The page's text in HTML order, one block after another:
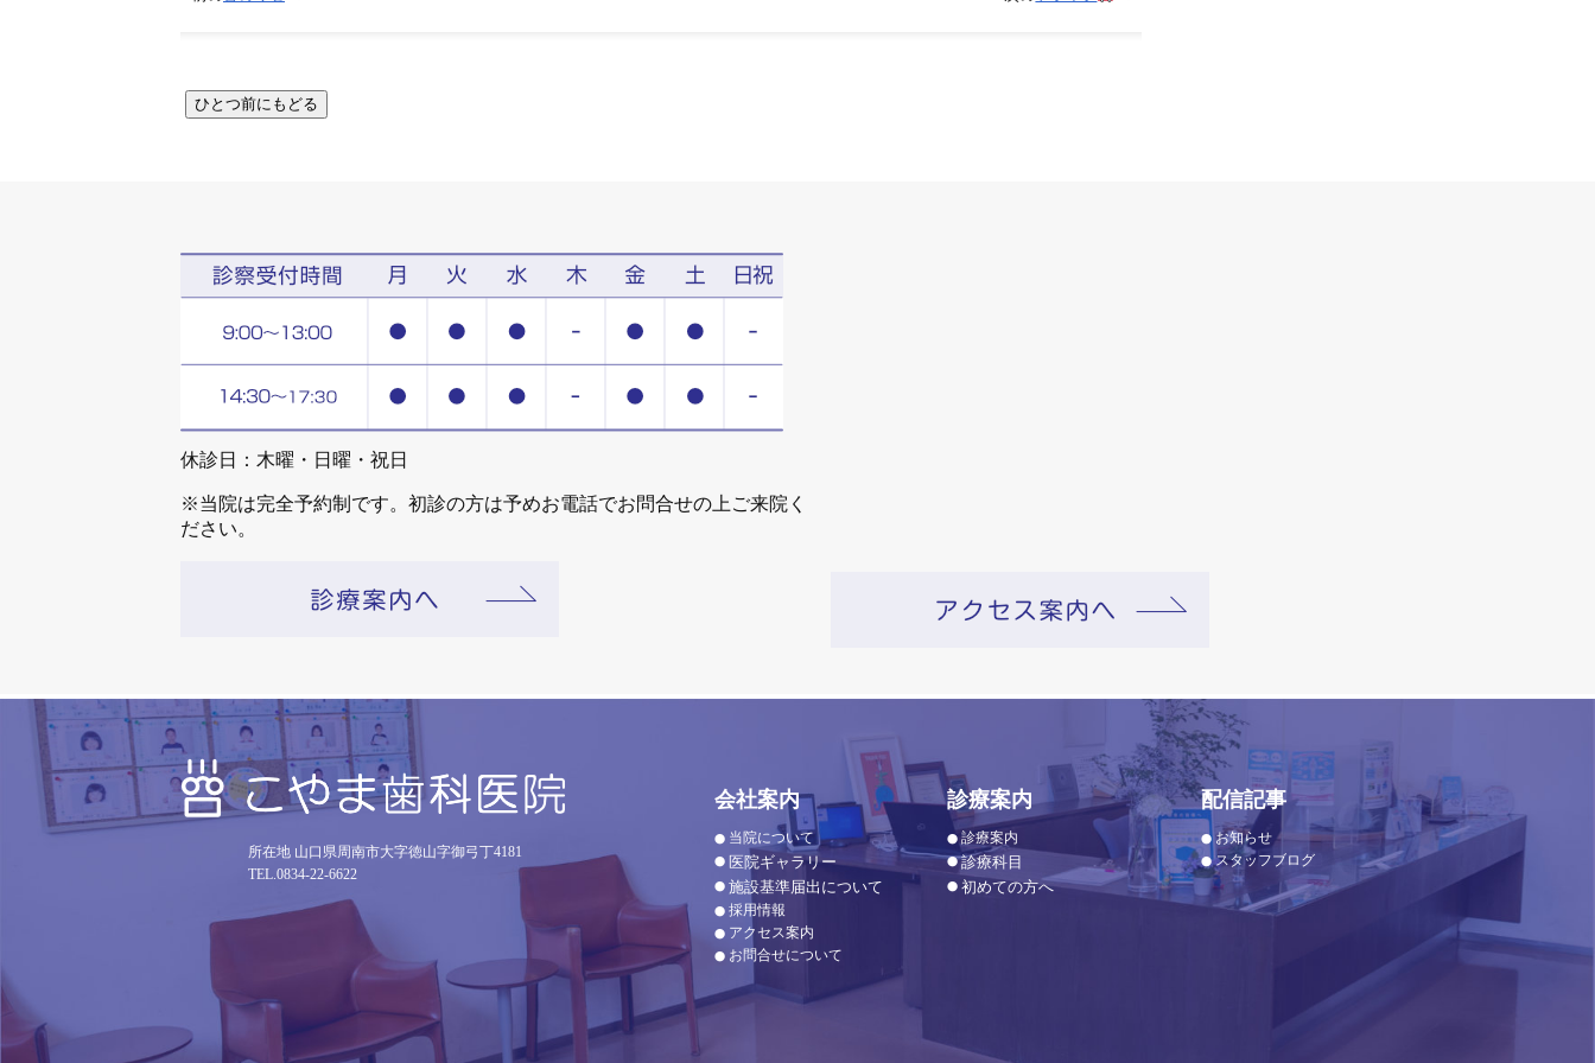
休診日：木曜・日曜・祝日
※当院は完全予約制です。初診の方は予めお電話でお問合せの上ご来院く
ださい。
所在地 山口県周南市大字徳山字御弓丁4181
TEL.0834-22-6622
会社案内
当院について
医院ギャラリー
施設基準届出について
採用情報
アクセス案内
お問合せについて
診療案内
診療案内
診療科目
初めての方へ
配信記事
お知らせ
スタッフブログ